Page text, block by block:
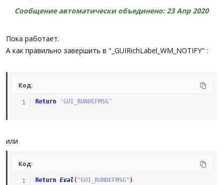
Сообщение автоматически объединено:23 Апр 2020
Пока работает.
А как правильно завершить в "_GUIRichLabel_WM_NOTIFY" :
Код:
Return 'GUI_RUNDEFMSG'
или
Код:
Return Eval ( "GUI_RUNDEFMSG" )